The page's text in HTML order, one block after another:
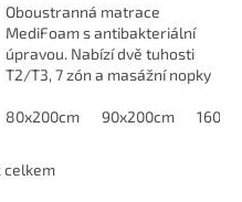
180x200cm
Oboustranná matrace
MediFoam s antibakteriální
úpravou. Nabízí dvě tuhosti
T2/T3, 7 zón a masážní nopky
80x200cm
90x200cm
celkem